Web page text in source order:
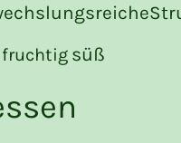
fruchtig süß